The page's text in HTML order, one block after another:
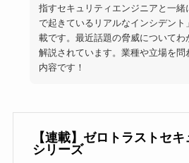
指すセキュリティエンジニアと一緒
で起きているリアルなインシデント
載です。最近話題の脅威についてわ
解説されています。業種や立場を問
内容です！
【連載】ゼロトラストセ
シリーズ